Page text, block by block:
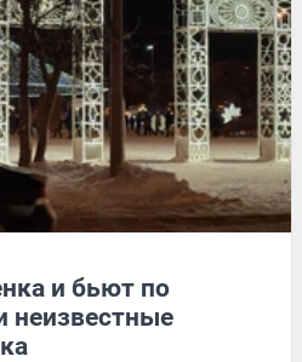
и бьют по
неизвестные